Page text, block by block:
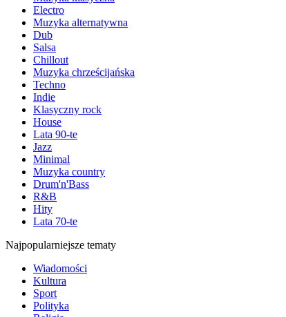
Electro
Muzyka alternatywna
Dub
Salsa
Chillout
Muzyka chrześcijańska
Techno
Indie
Klasyczny rock
House
Lata 90-te
Jazz
Minimal
Muzyka country
Drum'n'Bass
R&B
Hity
Lata 70-te
Najpopularniejsze tematy
Wiadomości
Kultura
Sport
Polityka